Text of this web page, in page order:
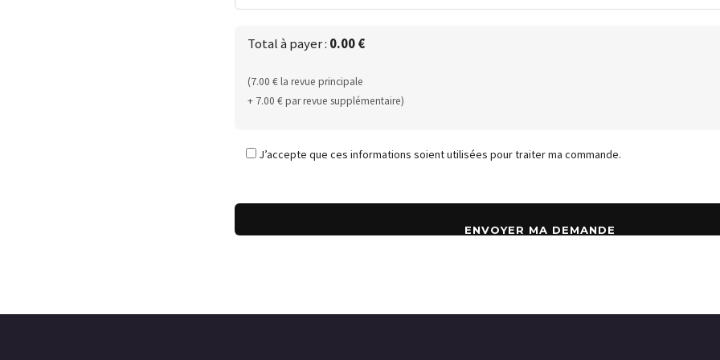
Total à payer : 0.00€
(7.00 € la revue principale
+ 7.00 € par revue supplémentaire)
J’accepte que ces informations soient utilisées pour traiter ma commande.